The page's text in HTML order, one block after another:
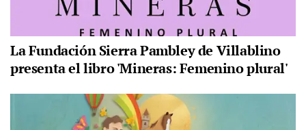
La Fundación Sierra Pambley de Villablino
presenta el libro 'Mineras: Femenino plural'